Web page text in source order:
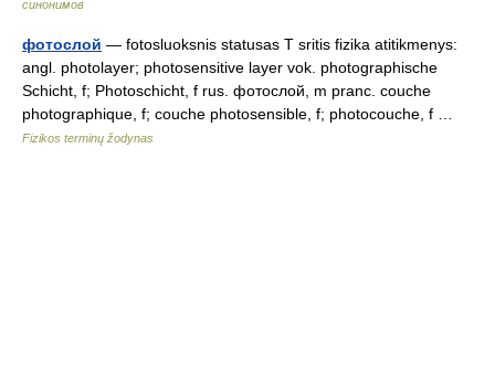
синонимов
фотослой — fotosluoksnis statusas T sritis fizika atitikmenys:
angl. photolayer; photosensitive layer vok. photographische
Schicht, f; Photoschicht, f rus. фотослой, m pranc. couche
photographique, f; couche photosensible, f; photocouche, f …
Fizikos terminų žodynas